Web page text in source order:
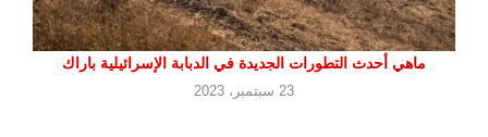
ماهي أحدث التطورات الجديدة في الدبابة الإسرائيلية باراك
23 سبتمبر، 2023